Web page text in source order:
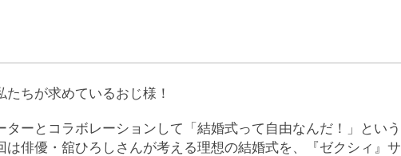
ちが求めているおじ様！
ターとコラボレーションして「結婚式って自由なんだ！」という
俳優・舘ひろしさんが考える理想の結婚式を、『ゼクシィ』サ